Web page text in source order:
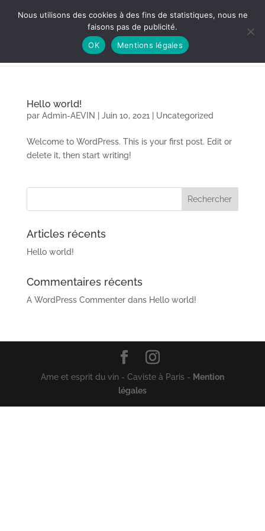
contact@aevin.com
Hello world!
par Admin-AEVIN Juin 10, 2021 Uncategorized
Welcome to WordPress. This is your first post. Edit or
delete it, then start writing!
Articles récents
Hello world!
Commentaires récents
A WordPress Commenterdans Hello world!
Ame et esprit du vin - Caviste à Paris - Mention
légales
Nous utilisons des cookies à des fins de statistiques, nous ne
faisons pas de publicité.
OK
Mentions légales